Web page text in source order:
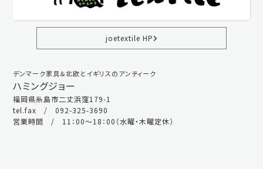
joetextile HP
デンマーク家具＆北欧とイギリスのアンティーク
ハミングジョー
福岡県糸島市二丈浜窪179-1
tel.fax / 092-325-3690
営業時間 / 11：00～18：00（水曜・木曜定休）